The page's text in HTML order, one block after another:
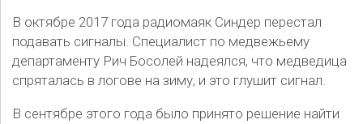
В октябре 2017 года радиомаяк Синдер перестал
подавать сигналы. Специалист по медвежьему
департаменту Рич Босолей надеялся, что медведица
спряталась в логове на зиму, и это глушит сигнал.
В сентябре этого года было принято решение найти